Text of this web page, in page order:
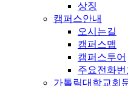
상징
캠퍼스안내
오시는길
캠퍼스맵
캠퍼스투어
주요전화번
가톨릭대학교회